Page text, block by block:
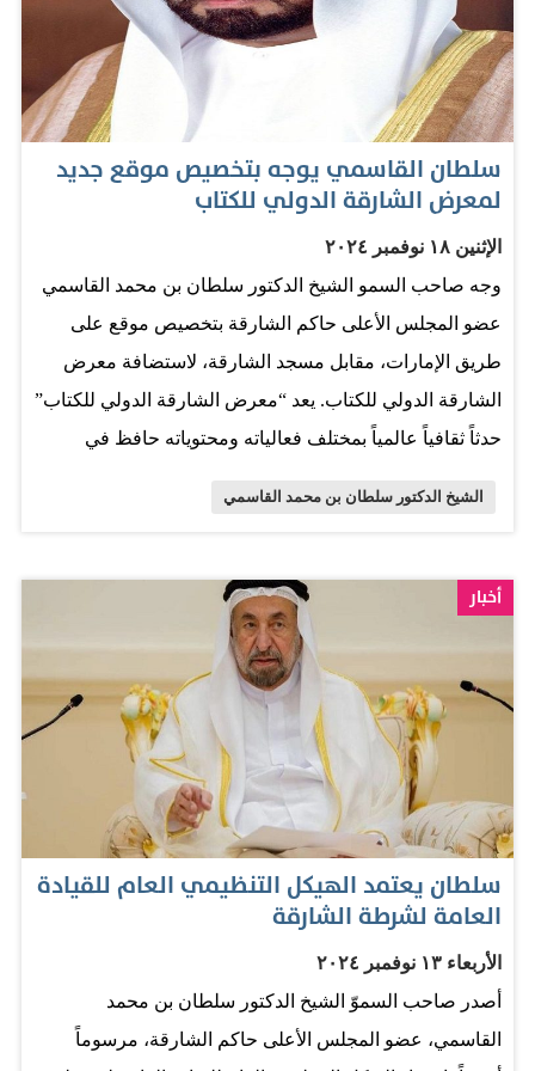
تاريخ المخطوطات القرآنية وفن الخط العربي، وهي جزء من
المجموعة الخاصة بوزير الصحة ووقاية المجتمع، عبدالرحمن
بن محمد العويس، وجُمعت بعناية على مدى عقدين من
الزمان، حيث تعكس تنوع الأنماط والتقاليد الثقافية والفنية
لفن الخط العربي والإسلامي وتأثره وتأثيره، بدءاً من الصين
وصولاً إلى الأندلس. فنون إنتاج المصاحف وتجوّل صاحب
السموّ حاكم الشارقة في أروقة المعرض المتنوعة، الذي
يتضمن 81 مخطوطة قرآنية تُعرض للمرة الأولى، وتحتفي
بتراث فن الخط العربي وجماليات المخطوطات عبر العصور
والدول المختلفة، وتمثّل أمثلة بديعة على فنون إنتاج
المصاحف والاهتمام بتدوينها وحفظها، وزخرفتها والعناية
بأغلفتها وتجليدها وتلوينها. وتعرّف صاحب السموّ…
سلطان القاسمي يوجه بتخصيص موقع جديد
لمعرض الشارقة الدولي للكتاب
الإثنين ١٨ نوفمبر ٢٠٢٤
وجه صاحب السمو الشيخ الدكتور سلطان بن محمد القاسمي
عضو المجلس الأعلى حاكم الشارقة بتخصيص موقع على
طريق الإمارات، مقابل مسجد الشارقة، لاستضافة معرض
الشارقة الدولي للكتاب. يعد “معرض الشارقة الدولي للكتاب”
حدثاً ثقافياً عالمياً بمختلف فعالياته ومحتوياته حافظ في
والكتاب والمثقفين ومختلف شرائح المجتمع والأعمار.
الشيخ الدكتور سلطان بن محمد القاسمي
أخبار
سلطان يعتمد الهيكل التنظيمي العام للقيادة
العامة لشرطة الشارقة
الأربعاء ١٣ نوفمبر ٢٠٢٤
أصدر صاحب السموّ الشيخ الدكتور سلطان بن محمد
القاسمي، عضو المجلس الأعلى حاكم الشارقة، مرسوماً